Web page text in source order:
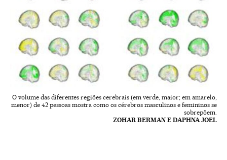
O volume das diferentes regiões cerebrais (em verde, maior; em amarelo,
menor) de 42 pessoas mostra como os cérebros masculinos e femininos se
sobrepõem.
ZOHAR BERMAN E DAPHNA JOEL